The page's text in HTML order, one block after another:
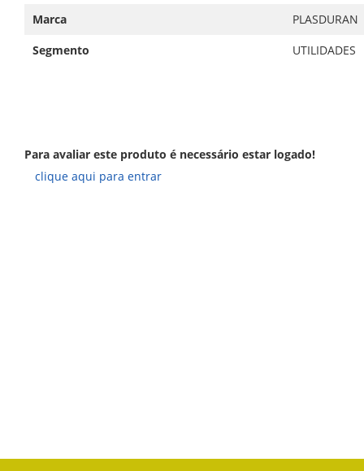
Marca
PLASDURAN
Segmento
UTILIDADES
Para avaliar este produto é necessário estar logado!
clique aqui para entrar